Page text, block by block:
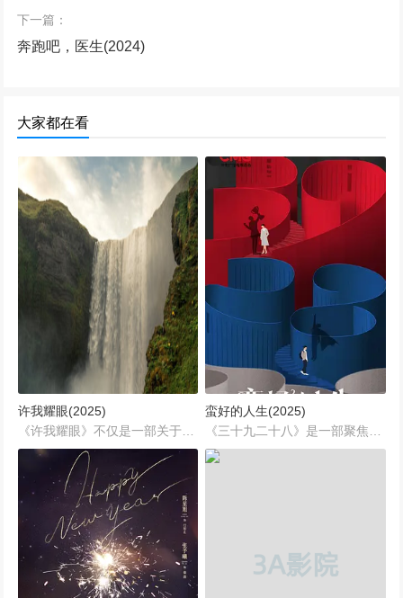
下一篇：
奔跑吧，医生(2024)
大家都在看
许我耀眼(2025)
《许我耀眼》不仅是一部关于成长与自我发现的故事，还深刻探讨了亲情、爱情与自我价值的主题。通过许妍的故事，观众将看到一个充满挑战与成长的世界，以及在这个世界中人们如何面对困境，勇敢地追寻自己的幸福。...
蛮好的人生(2025)
《三十九二十八》是一部聚焦于职场女性成长与自我救赎的电视剧，讲述了三十九岁的保险从业人员胡曼黎（暂未公布演员）在遭遇人生重大打击后，如何与二十八岁的薛晓舟（暂未公布演员）从竞争到合作，最终实现个人价值与事业复兴的故事。...